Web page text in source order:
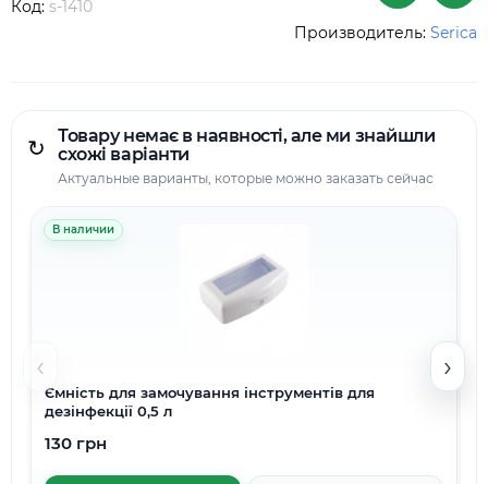
Код: s-1410
Производитель: Serica
↻
Товару немає в наявності, але ми знайшли
схожі варіанти
Актуальные варианты, которые можно заказать сейчас
‹
В наличии
Ємність для замочування інструментів для
дезінфекції 0,5 л
130 грн
›